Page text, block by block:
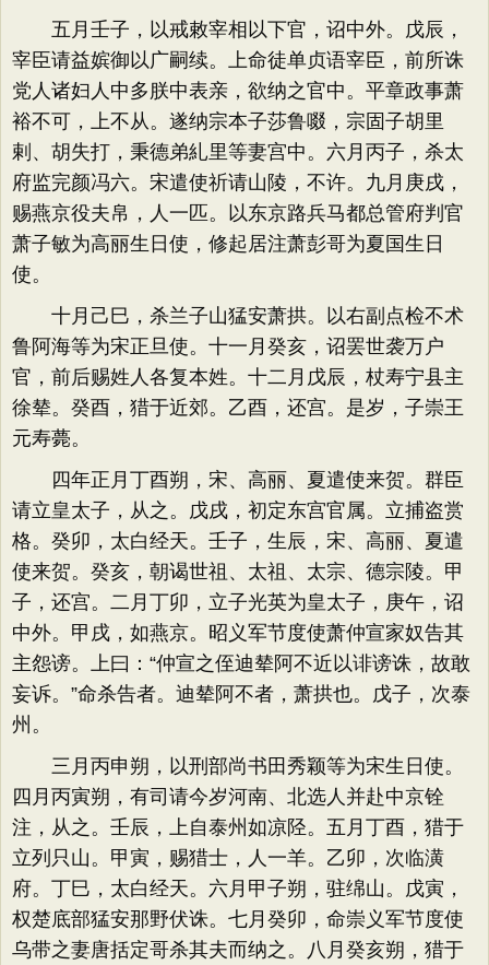
五月壬子，以戒敕宰相以下官，诏中外。戊辰，
宰臣请益嫔御以广嗣续。上命徒单贞语宰臣，前所诛
党人诸妇人中多朕中表亲，欲纳之官中。平章政事萧
裕不可，上不从。遂纳宗本子莎鲁啜，宗固子胡里
剌、胡失打，秉德弟糺里等妻宫中。六月丙子，杀太
府监完颜冯六。宋遣使祈请山陵，不许。九月庚戌，
赐燕京役夫帛，人一匹。以东京路兵马都总管府判官
萧子敏为高丽生日使，修起居注萧彭哥为夏国生日
使。
十月己巳，杀兰子山猛安萧拱。以右副点检不术
鲁阿海等为宋正旦使。十一月癸亥，诏罢世袭万户
官，前后赐姓人各复本姓。十二月戊辰，杖寿宁县主
徐辇。癸酉，猎于近郊。乙酉，还宫。是岁，子崇王
元寿薨。
四年正月丁酉朔，宋、高丽、夏遣使来贺。群臣
请立皇太子，从之。戊戌，初定东宫官属。立捕盗赏
格。癸卯，太白经天。壬子，生辰，宋、高丽、夏遣
使来贺。癸亥，朝谒世祖、太祖、太宗、德宗陵。甲
子，还宫。二月丁卯，立子光英为皇太子，庚午，诏
中外。甲戌，如燕京。昭义军节度使萧仲宣家奴告其
主怨谤。上曰：“仲宣之侄迪辇阿不近以诽谤诛，故敢
妄诉。”命杀告者。迪辇阿不者，萧拱也。戊子，次泰
州。
三月丙申朔，以刑部尚书田秀颖等为宋生日使。
四月丙寅朔，有司请今岁河南、北选人并赴中京铨
注，从之。壬辰，上自泰州如凉陉。五月丁酉，猎于
立列只山。甲寅，赐猎士，人一羊。乙卯，次临潢
府。丁巳，太白经天。六月甲子朔，驻绵山。戊寅，
权楚底部猛安那野伏诛。七月癸卯，命崇义军节度使
乌带之妻唐括定哥杀其夫而纳之。八月癸亥朔，猎于